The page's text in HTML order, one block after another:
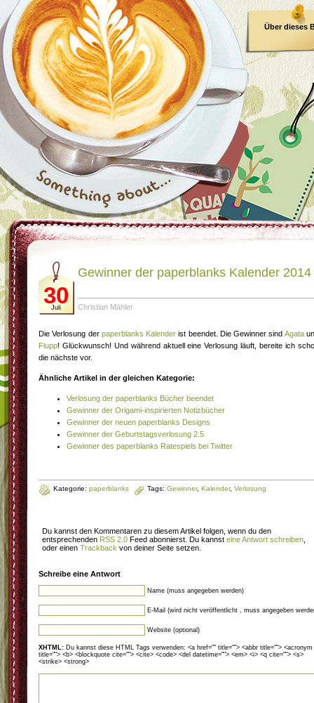
Über dieses
30
Juli
Gewinner der paperblanks Kalender 2014
Christian Mähler
Die Verlosung der paperblanks Kalender ist beendet. Die Gewinner sind Agata
Flupp! Glückwunsch! Und während aktuell eine Verlosung läuft, bereite ich
die nächste vor.
Ähnliche Artikel in der gleichen Kategorie:
Verlosung der paperblanks Bücher beendet
Gewinner der Origami-inspirierten Notizbücher
Gewinner der neuen paperblanks Designs
Gewinner der Geburtstagsverlosung 2.5
Gewinner des paperblanks Ratespiels bei Twitter
Kategorie: paperblanks Tags: Gewinner, Kalender, Verlosung
Du kannst den Kommentaren zu diesem Artikel folgen, wenn du den
entsprechenden RSS 2.0 Feed abonnierst. Du kannst eine Antwort schreiben
oder einen Trackback von deiner Seite setzen.
Schreibe eine Antwort
Name (muss angegeben werden)
E-Mail (wird nicht veröffentlicht , muss angegeben
Website (optional)
XHTML: Du kannst diese HTML Tags verwenden: <a href="" title=""> <abbr title=""> <acronym
title=""> <b> <blockquote cite=""> <cite> <code> <del datetime=""> <em> <i> <q cite=""> <s>
<strike> <strong>